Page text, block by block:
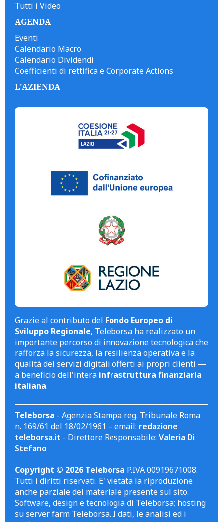
Tutti i Video
AGENDA
Eventi
Calendario Macro
Calendario Dividendi
Coefficienti di rettifica e Corporate Actions
L'AZIENDA
Grazie al contributo del Fondo Europeo di
Sviluppo Regionale, Teleborsa ha realizzato un
importante percorso di innovazione tecnologica che
rafforza la sicurezza, la resilienza operativa e la
qualità dei servizi digitali offerti ai propri clienti —
a beneficio dell'intera infrastruttura finanziaria
italiana.
Teleborsa - Agenzia Stampa reg. Tribunale Roma
n. 169/61 del 18/02/1961 – email: redazione
teleborsa.it - Direttore Responsabile: Valeria Di
Stefano
Copyright © 2026 Teleborsa P.IVA 00919671008.
Tutti i diritti riservati. E' vietata la riproduzione
anche parziale del materiale presente sul sito.
Software, design e tecnologia di Teleborsa; hosting
su server farm Teleborsa. I dati, le analisi ed i